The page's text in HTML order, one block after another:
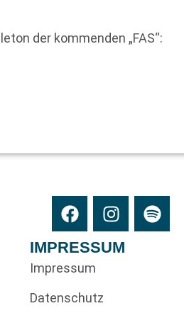
der kommenden „FAS“:
IMPRESSUM
Impressum
Datenschutz